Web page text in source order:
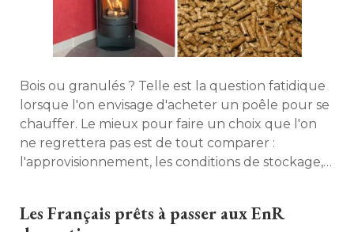
Bois ou granulés ? Telle est la question fatidique
lorsque l'on envisage d'acheter un poêle pour se
chauffer. Le mieux pour faire un choix que l'on
ne regrettera pas est de tout comparer :
l'approvisionnement, les conditions de stockage,
qu'il est important de savoir sur chaque
Les Français prêts à passer aux EnR